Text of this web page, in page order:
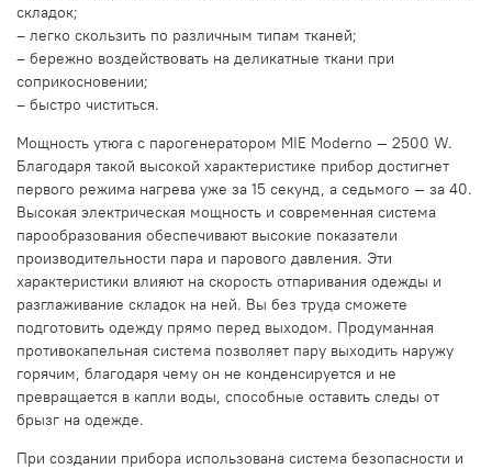
складок;
– легко скользить по различным типам тканей;
– бережно воздействовать на деликатные ткани при
соприкосновении;
– быстро чиститься.
Мощность утюга с парогенератором MIE Moderno — 2500 W.
Благодаря такой высокой характеристике прибор достигнет
первого режима нагрева уже за 15 секунд, а седьмого — за 40.
Высокая электрическая мощность и современная система
парообразования обеспечивают высокие показатели
производительности пара и парового давления. Эти
характеристики влияют на скорость отпаривания одежды и
разглаживание складок на ней. Вы без труда сможете
подготовить одежду прямо перед выходом. Продуманная
противокапельная система позволяет пару выходить наружу
горячим, благодаря чему он не конденсируется и не
превращается в капли воды, способные оставить следы от
брызг на одежде.
При создании прибора использована система безопасности и